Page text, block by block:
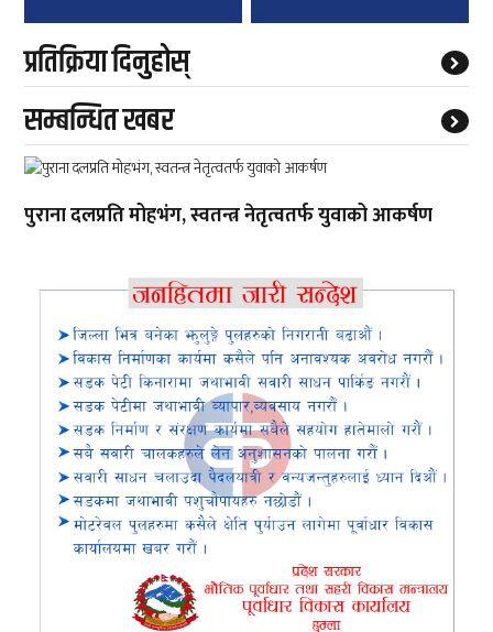
प्रतिक्रिया दिनुहोस्
सम्बन्धित खबर
पुराना दलप्रति मोहभंग, स्वतन्त्र नेतृत्वतर्फ युवाको आकर्षण